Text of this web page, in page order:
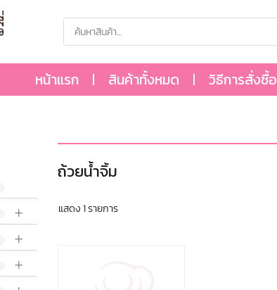
หน้าแรก สินค้าทั้งหมด วิธีการสั่งซื้อ
+
+
+
ถ้วยน้ำจิ้ม
แสดง 1 รายการ